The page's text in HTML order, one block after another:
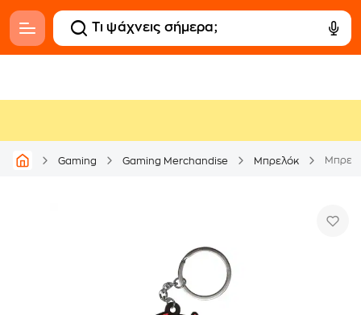
Gaming Gaming Merchandise Μπρελόκ